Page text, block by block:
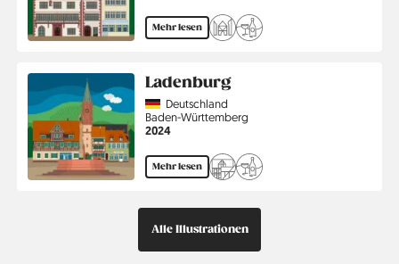
Mehr lesen
Ladenburg
CountryDeutschland
Region
Baden-Württemberg
Jahr
2024
Mehr lesen
Alle Illustrationen